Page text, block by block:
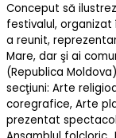
Conceput să
festivalul,
a reunit,
Mare, dar şi ai
(Republica
secţiuni: Arte
coregrafice, Arte
prezentat